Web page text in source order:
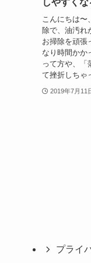
しやすく
こんにちは
除で、油汚れ
お掃除を頑張
なり時間かか
って方や、「
て挫折しちゃ
2019年7月11
プライ